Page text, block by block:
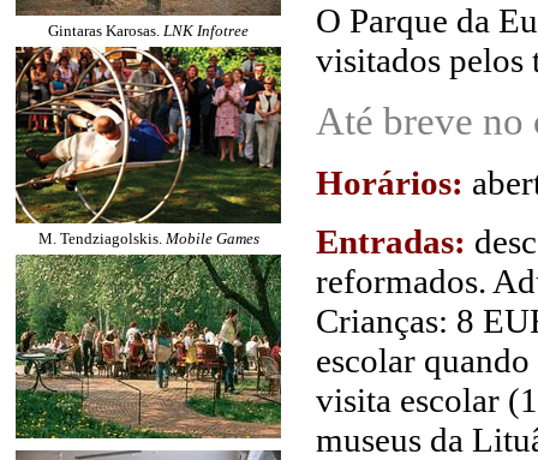
Gintaras Karosas. LNK Infotree
M. Tendziagolskis. Mobile Games
O Parque da
visitados pelos
Até breve
Horários:
Entradas:
reformados.
Crianças: 8
escolar
visita escolar
museus da